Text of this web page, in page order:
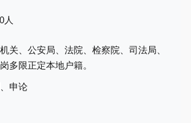
人
关、公安局、法院、检察院、司法局、
多限正定本地户籍。
申论